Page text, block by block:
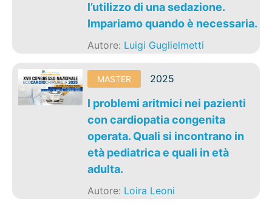
l’utilizzo di una sedazione.
Impariamo quando è necessaria.
Autore: Luigi Guglielmetti
MASTER 2025
I problemi aritmici nei pazienti
con cardiopatia congenita
operata. Quali si incontrano in
età pediatrica e quali in età
adulta.
Autore: Loira Leoni